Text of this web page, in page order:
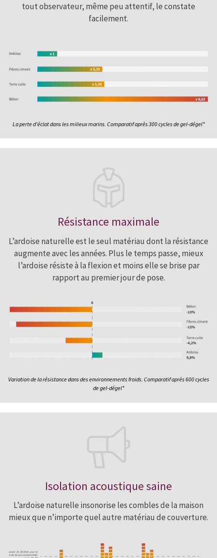
tout observateur, même peu attentif, le constate
facilement.
La perte d’éclat dans les milieux marins. Comparatif après 300 cycles de gel-dégel*
Résistance maximale
L’ardoise naturelle est le seul matériau dont la résistance
augmente avec les années. Plus le temps passe, mieux
l’ardoise résiste à la flexion et moins elle se brise par
rapport au premier jour de pose.
Variation de la résistance dans des environnements froids. Comparatif après 600 cycles
de gel-dégel*
Isolation acoustique saine
L’ardoise naturelle insonorise les combles de la maison
mieux que n’importe quel autre matériau de couverture.